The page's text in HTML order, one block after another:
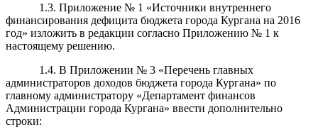
1.3. Приложение № 1 «Источники внутреннего
финансирования дефицита бюджета города Кургана на 2016
год» изложить в редакции согласно Приложению № 1 к
настоящему решению.
1.4. В Приложении № 3 «Перечень главных
администраторов доходов бюджета города Кургана» по
главному администратору «Департамент финансов
Администрации города Кургана» ввести дополнительно
строки: